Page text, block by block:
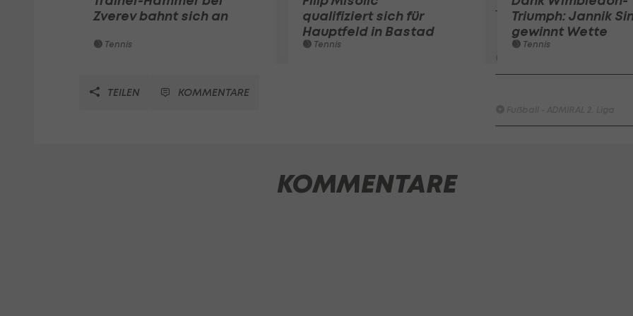
Schwarz-Weiss Bregenz -
1919
Zverev bahnt sich an
Tennis
qualifiziert sich für
Hauptfeld in Bastad
Tennis
Triumph: Jannik
gewinnt Wette
Tennis
TEILEN KOMMENTARE
KOMMENTARE